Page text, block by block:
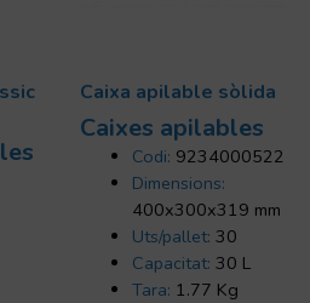
Caixa apilable sòlida
Caixes apilables
Codi: 9234000522
Dimensions:
400x300x319 mm
Uts/pallet: 30
Capacitat: 30 L
Tara: 1.77 Kg